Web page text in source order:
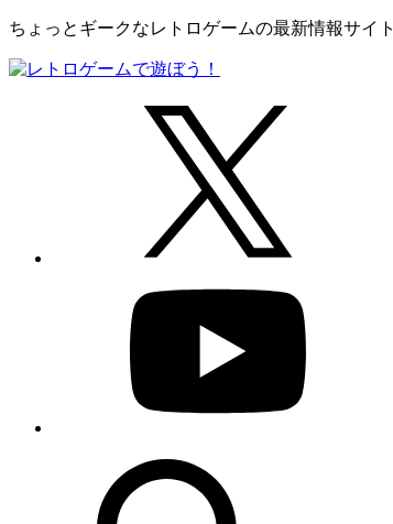
ちょっとギークなレトロゲームの最新情報サイト